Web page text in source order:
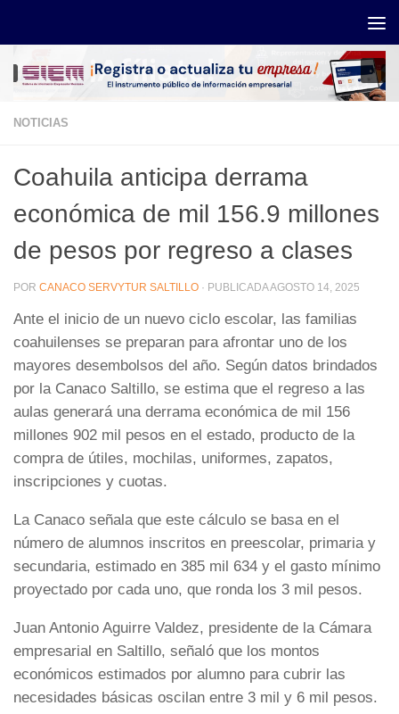
NOTICIAS
Coahuila anticipa derrama
económica de mil 156.9 millones
de pesos por regreso a clases
POR CANACO SERVYTUR SALTILLO · PUBLICADAAGOSTO 14, 2025
Ante el inicio de un nuevo ciclo escolar, las familias
coahuilenses se preparan para afrontar uno de los
mayores desembolsos del año. Según datos brindados
por la Canaco Saltillo, se estima que el regreso a las
aulas generará una derrama económica de mil 156
millones 902 mil pesos en el estado, producto de la
compra de útiles, mochilas, uniformes, zapatos,
inscripciones y cuotas.
La Canaco señala que este cálculo se basa en el
número de alumnos inscritos en preescolar, primaria y
secundaria, estimado en 385 mil 634 y el gasto mínimo
proyectado por cada uno, que ronda los 3 mil pesos.
Juan Antonio Aguirre Valdez, presidente de la Cámara
empresarial en Saltillo, señaló que los montos
económicos estimados por alumno para cubrir las
necesidades básicas oscilan entre 3 mil y 6 mil pesos.